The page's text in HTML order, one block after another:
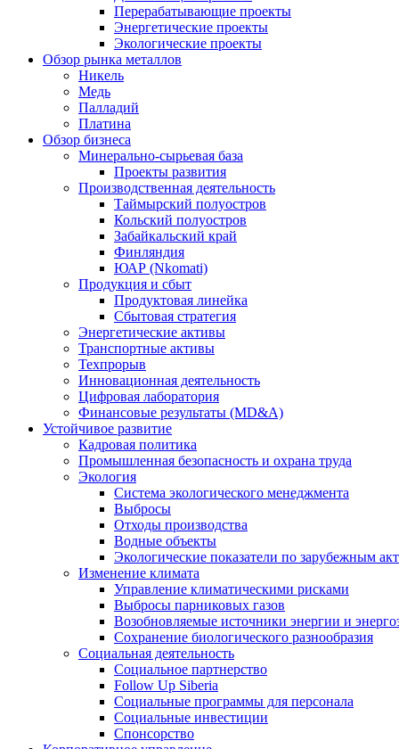
Перерабатывающие проекты
Энергетические проекты
Экологические проекты
Обзор рынка металлов
Никель
Медь
Палладий
Платина
Обзор бизнеса
Минерально-сырьевая база
Проекты развития
Производственная деятельность
Таймырский полуостров
Кольский полуостров
Забайкальский край
Финляндия
ЮАР (Nkomati)
Продукция и сбыт
Продуктовая линейка
Сбытовая стратегия
Энергетические активы
Транспортные активы
Техпрорыв
Инновационная деятельность
Цифровая лаборатория
Финансовые результаты (MD&A)
Устойчивое развитие
Кадровая политика
Промышленная безопасность и охрана труда
Экология
Система экологического менеджмента
Выбросы
Отходы производства
Водные объекты
Экологические показатели по зарубежным
Изменение климата
Управление климатическими рисками
Выбросы парниковых газов
Возобновляемые источники энергии и
Сохранение биологического разнообразия
Социальная деятельность
Социальное партнерство
Follow Up Siberia
Социальные программы для персонала
Социальные инвестиции
Спонсорство